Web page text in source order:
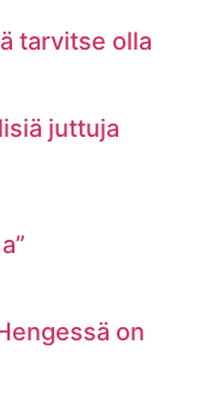
tarvitse olla
juttuja
on